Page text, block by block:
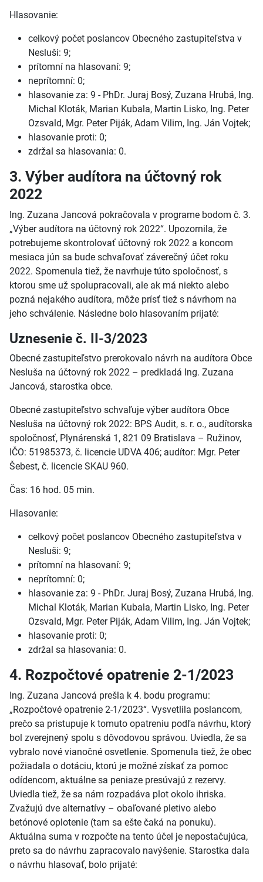
Hlasovanie:
celkový počet poslancov Obecného zastupiteľstva v
Nesluši: 9;
prítomní na hlasovaní: 9;
neprítomní: 0;
hlasovanie za: 9 - PhDr. Juraj Bosý, Zuzana Hrubá, Ing.
Michal Kloták, Marian Kubala, Martin Lisko, Ing. Peter
Ozsvald, Mgr. Peter Piják, Adam Vilim, Ing. Ján Vojtek;
hlasovanie proti: 0;
zdržal sa hlasovania: 0.
3. Výber audítora na účtovný rok
2022
Ing. Zuzana Jancová pokračovala v programe bodom č. 3.
„Výber audítora na účtovný rok 2022“. Upozornila, že
potrebujeme skontrolovať účtovný rok 2022 a koncom
mesiaca jún sa bude schvaľovať záverečný účet roku
2022. Spomenula tiež, že navrhuje túto spoločnosť, s
ktorou sme už spolupracovali, ale ak má niekto alebo
pozná nejakého audítora, môže prísť tiež s návrhom na
jeho schválenie. Následne bolo hlasovaním prijaté:
Uznesenie č. II-3/2023
Obecné zastupiteľstvo prerokovalo návrh na audítora Obce
Nesluša na účtovný rok 2022 – predkladá Ing. Zuzana
Jancová, starostka obce.
Obecné zastupiteľstvo schvaľuje výber audítora Obce
Nesluša na účtovný rok 2022: BPS Audit, s. r. o., audítorska
spoločnosť, Plynárenská 1, 821 09 Bratislava – Ružinov,
IČO: 51985373, č. licencie UDVA 406; audítor: Mgr. Peter
Šebest, č. licencie SKAU 960.
Čas: 16 hod. 05 min.
Hlasovanie:
celkový počet poslancov Obecného zastupiteľstva v
Nesluši: 9;
prítomní na hlasovaní: 9;
neprítomní: 0;
hlasovanie za: 9 - PhDr. Juraj Bosý, Zuzana Hrubá, Ing.
Michal Kloták, Marian Kubala, Martin Lisko, Ing. Peter
Ozsvald, Mgr. Peter Piják, Adam Vilim, Ing. Ján Vojtek;
hlasovanie proti: 0;
zdržal sa hlasovania: 0.
4. Rozpočtové opatrenie 2-1/2023
Ing. Zuzana Jancová prešla k 4. bodu programu:
„Rozpočtové opatrenie 2-1/2023“. Vysvetlila poslancom,
prečo sa pristupuje k tomuto opatreniu podľa návrhu, ktorý
bol zverejnený spolu s dôvodovou správou. Uviedla, že sa
vybralo nové vianočné osvetlenie. Spomenula tiež, že obec
požiadala o dotáciu, ktorú je možné získať za pomoc
odídencom, aktuálne sa peniaze presúvajú z rezervy.
Uviedla tiež, že sa nám rozpadáva plot okolo ihriska.
Zvažujú dve alternatívy – obaľované pletivo alebo
betónové oplotenie (tam sa ešte čaká na ponuku).
Aktuálna suma v rozpočte na tento účel je nepostačujúca,
preto sa do návrhu zapracovalo navýšenie. Starostka dala
o návrhu hlasovať, bolo prijaté: